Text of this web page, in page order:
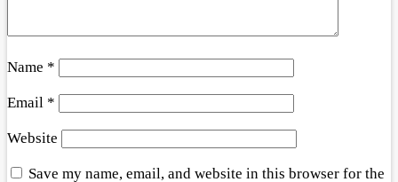
Name *
Email *
Website
Save my name, email, and website in this browser for the